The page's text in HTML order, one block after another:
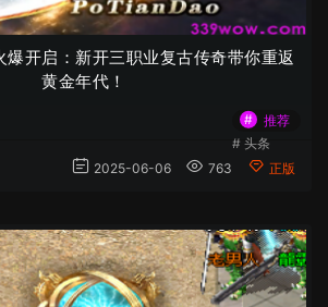
爆开启：新开三职业复古传奇带你重返
黄金年代！
#
推荐
# 头条
2025-06-06 763 正版